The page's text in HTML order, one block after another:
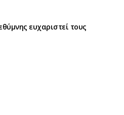
ευχαριστεί τους